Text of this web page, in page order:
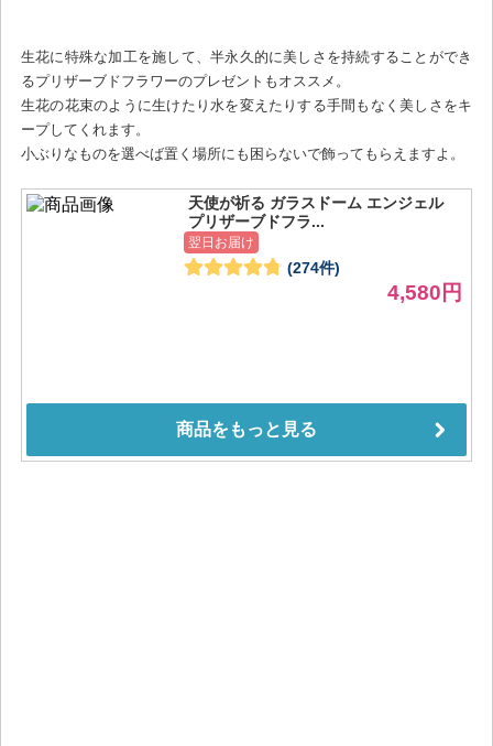
生花に特殊な加工を施して、半永久的に美しさを持続することができ
るプリザーブドフラワーのプレゼントもオススメ。
生花の花束のように生けたり水を変えたりする手間もなく美しさをキ
ープしてくれます。
小ぶりなものを選べば置く場所にも困らないで飾ってもらえますよ。